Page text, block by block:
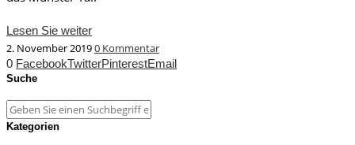
Lesen Sie weiter
2. November 20190 Kommentar
0 FacebookTwitterPinterestEmail
Suche
Kategorien